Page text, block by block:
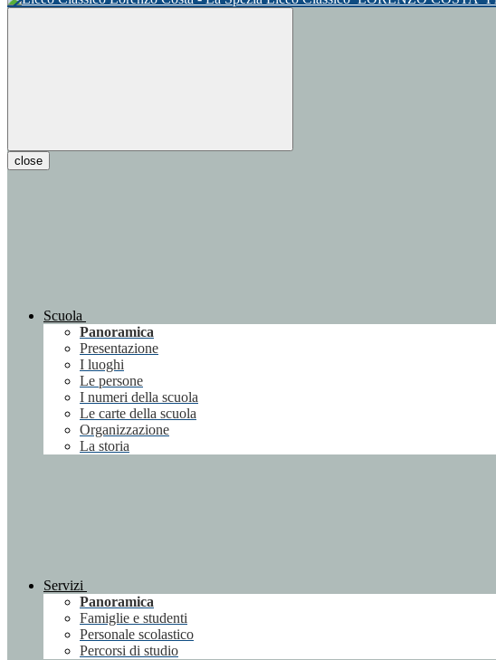
close
Scuola
Panoramica
Presentazione
I luoghi
Le persone
I numeri della scuola
Le carte della scuola
Organizzazione
La storia
Servizi
Panoramica
Famiglie e studenti
Personale scolastico
Percorsi di studio